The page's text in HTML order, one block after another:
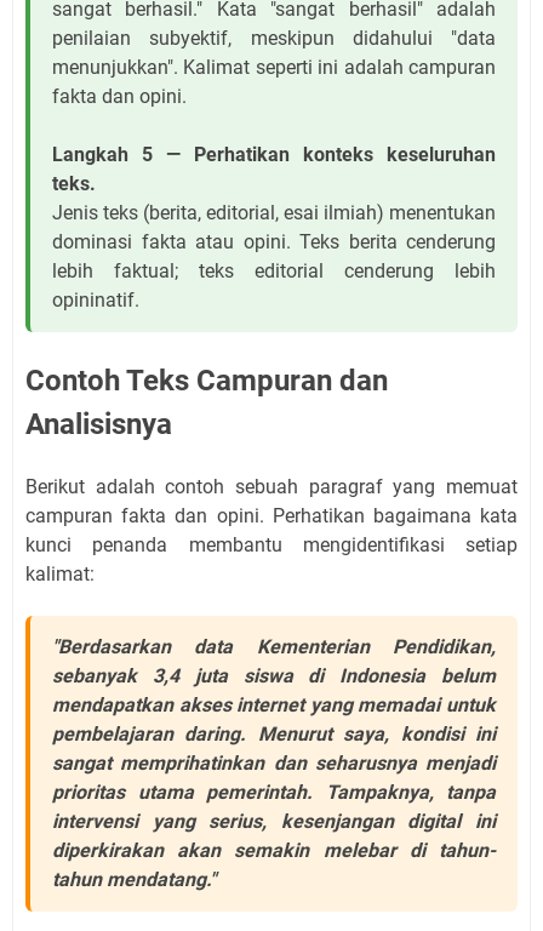
sangat berhasil." Kata "sangat berhasil" adalah
penilaian subyektif, meskipun didahului "data
menunjukkan". Kalimat seperti ini adalah campuran
fakta dan opini.
Langkah 5 — Perhatikan konteks keseluruhan
teks.
Jenis teks (berita, editorial, esai ilmiah) menentukan
dominasi fakta atau opini. Teks berita cenderung
lebih faktual; teks editorial cenderung lebih
opininatif.
Contoh Teks Campuran dan
Analisisnya
Berikut adalah contoh sebuah paragraf yang memuat
campuran fakta dan opini. Perhatikan bagaimana kata
kunci penanda membantu mengidentifikasi setiap
kalimat:
"Berdasarkan dataKementerian Pendidikan,
sebanyak3,4 juta siswa di Indonesia belum
mendapatkan akses internet yang memadai untuk
pembelajaran daring. Menurut saya, kondisi ini
sangat memprihatinkan dan seharusnyamenjadi
prioritas utama pemerintah.
Tampaknya, tanpa
intervensi yang serius, kesenjangan digital ini
diperkirakanakan semakin melebar di tahun-
tahun mendatang."